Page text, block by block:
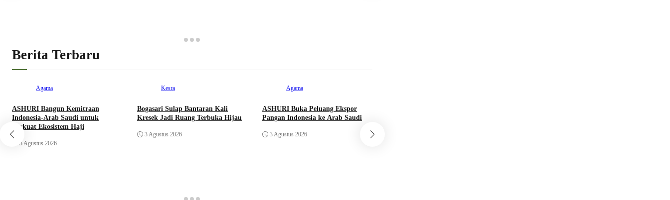
Berita Terbaru
Agama
ASHURI Bangun Kemitraan
Indonesia-Arab Saudi untuk
Perkuat Ekosistem Haji
3 Agustus 2026
Kesra
Bogasari Sulap Bantaran Kali
Kresek Jadi Ruang Terbuka Hijau
3 Agustus 2026
Agama
ASHURI Buka Peluang Ekspor
Pangan Indonesia ke Arab Saudi
3 Agustus 2026